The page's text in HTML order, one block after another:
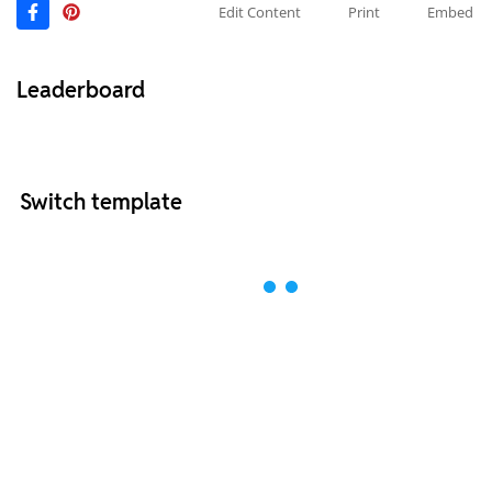
Edit Content
Print Embed
Leaderboard
Switch template